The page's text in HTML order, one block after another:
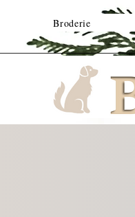
Broderie